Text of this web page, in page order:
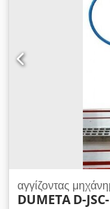
αγγίζοντας
DUMETA D-